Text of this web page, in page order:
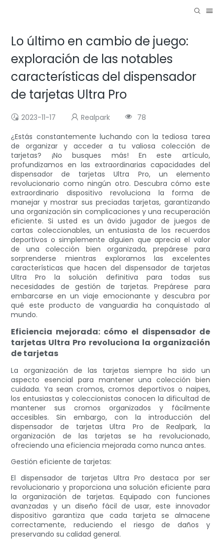
Lo último en cambio de juego:
exploración de las notables
características del dispensador
de tarjetas Ultra Pro
2023-11-17 Realpark
78
¿Estás constantemente luchando con la tediosa tarea
de organizar y acceder a tu valiosa colección de
tarjetas? ¡No busques más! En este artículo,
profundizamos en las extraordinarias capacidades del
dispensador de tarjetas Ultra Pro, un elemento
revolucionario como ningún otro. Descubra cómo este
extraordinario dispositivo revoluciona la forma de
manejar y mostrar sus preciadas tarjetas, garantizando
una organización sin complicaciones y una recuperación
eficiente. Si usted es un ávido jugador de juegos de
cartas coleccionables, un entusiasta de los recuerdos
deportivos o simplemente alguien que aprecia el valor
de una colección bien organizada, prepárese para
sorprenderse mientras exploramos las excelentes
características que hacen del dispensador de tarjetas
Ultra Pro la solución definitiva para todas sus
necesidades de gestión de tarjetas. Prepárese para
embarcarse en un viaje emocionante y descubra por
qué este producto de vanguardia ha conquistado al
mundo.
Eficiencia mejorada: cómo el dispensador de
tarjetas Ultra Pro revoluciona la organización
de tarjetas
La organización de las tarjetas siempre ha sido un
aspecto esencial para mantener una colección bien
cuidada. Ya sean cromos, cromos deportivos o naipes,
los entusiastas y coleccionistas conocen la dificultad de
mantener sus cromos organizados y fácilmente
accesibles. Sin embargo, con la introducción del
dispensador de tarjetas Ultra Pro de Realpark, la
organización de las tarjetas se ha revolucionado,
ofreciendo una eficiencia mejorada como nunca antes.
Gestión eficiente de tarjetas:
El dispensador de tarjetas Ultra Pro destaca por ser
revolucionario y proporciona una solución eficiente para
la organización de tarjetas. Equipado con funciones
avanzadas y un diseño fácil de usar, este innovador
dispositivo garantiza que cada tarjeta se almacene
correctamente, reduciendo el riesgo de daños y
preservando su calidad general.